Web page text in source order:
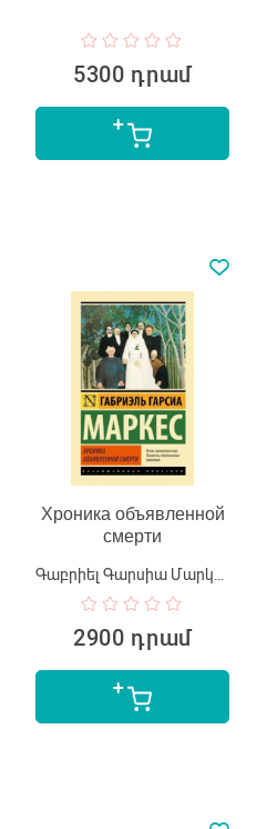
5300 դրամ
Хроника объявленной
смерти
Գաբրիել Գարսիա Մարկես
2900 դրամ